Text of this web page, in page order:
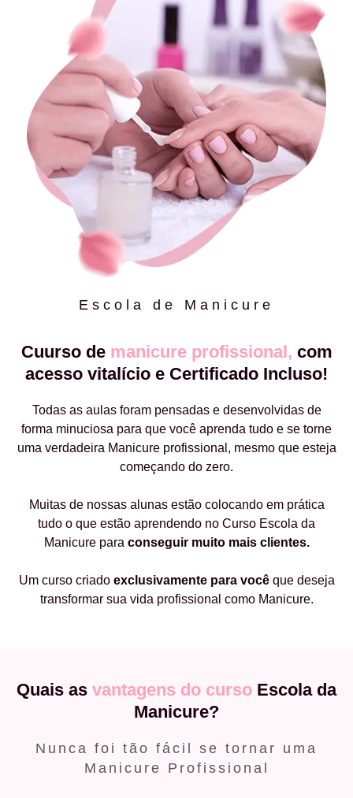
Escola de Manicure
Cuurso de manicure profissional, com
acesso vitalício e Certificado Incluso!
Todas as aulas foram pensadas e desenvolvidas de
forma minuciosa para que você aprenda tudo e se torne
uma verdadeira Manicure profissional, mesmo que esteja
começando do zero.
Muitas de nossas alunas estão colocando em prática
tudo o que estão aprendendo no Curso Escola da
Manicure para conseguir muito mais clientes.
Um curso criado exclusivamente para vocêque deseja
transformar sua vida profissional como Manicure.
Quais as vantagens do curso Escola da
Manicure?
Nunca foi tão fácil se tornar uma
Manicure Profissional